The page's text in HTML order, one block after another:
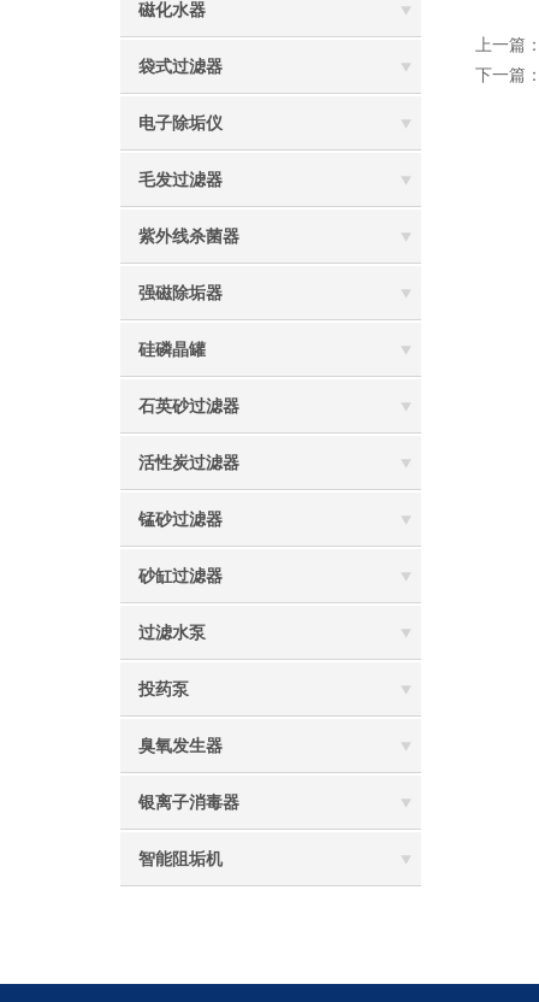
磁化水器
袋式过滤器
电子除垢仪
毛发过滤器
紫外线杀菌器
强磁除垢器
硅磷晶罐
石英砂过滤器
活性炭过滤器
锰砂过滤器
砂缸过滤器
过滤水泵
投药泵
臭氧发生器
银离子消毒器
智能阻垢机
上一篇
下一篇